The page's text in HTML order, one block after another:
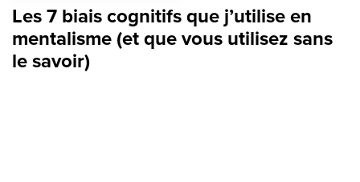
Les 7 biais cognitifs que j’utilise en
mentalisme (et que vous utilisez sans
le savoir)